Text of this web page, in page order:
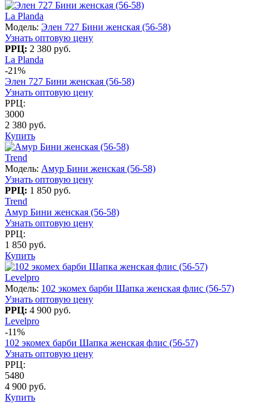
La Planda
Модель: Элен 727 Бини женская (56-58)
Узнать оптовую цену
РРЦ: 2 380 руб.
La Planda
-21%
Элен 727 Бини женская (56-58)
Узнать оптовую цену
РРЦ:
3000
2 380 руб.
Купить
Trend
Модель: Амур Бини женская (56-58)
Узнать оптовую цену
РРЦ: 1 850 руб.
Trend
Амур Бини женская (56-58)
Узнать оптовую цену
РРЦ:
1 850 руб.
Купить
Levelpro
Модель: 102 экомех барби Шапка женская флис (56-57)
Узнать оптовую цену
РРЦ: 4 900 руб.
Levelpro
-11%
102 экомех барби Шапка женская флис (56-57)
Узнать оптовую цену
РРЦ:
5480
4 900 руб.
Купить